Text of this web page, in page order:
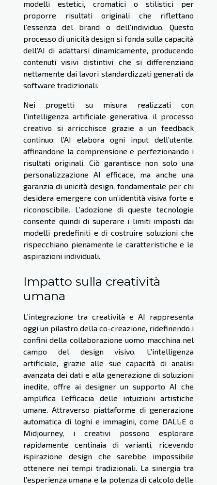
modelli estetici, cromatici o stilistici per
proporre risultati originali che riflettano
l’essenza del brand o dell’individuo. Questo
processo di unicità design si fonda sulla capacità
dell’AI di adattarsi dinamicamente, producendo
contenuti visivi distintivi che si differenziano
nettamente dai lavori standardizzati generati da
software tradizionali.
Nei progetti su misura realizzati con
l’intelligenza artificiale generativa, il processo
creativo si arricchisce grazie a un feedback
continuo: l’AI elabora ogni input dell’utente,
affinandone la comprensione e perfezionando i
risultati originali. Ciò garantisce non solo una
personalizzazione AI efficace, ma anche una
garanzia di unicità design, fondamentale per chi
desidera emergere con un’identità visiva forte e
riconoscibile. L’adozione di queste tecnologie
consente quindi di superare i limiti imposti dai
modelli predefiniti e di costruire soluzioni che
rispecchiano pienamente le caratteristiche e le
aspirazioni individuali.
Impatto sulla creatività
umana
L’integrazione tra creatività e AI rappresenta
oggi un pilastro della co-creazione, ridefinendo i
confini della collaborazione uomo macchina nel
campo del design visivo. L’intelligenza
artificiale, grazie alle sue capacità di analisi
avanzata dei dati e alla generazione di soluzioni
inedite, offre ai designer un supporto AI che
amplifica l’efficacia delle intuizioni artistiche
umane. Attraverso piattaforme di generazione
automatica di loghi e immagini, come DALL·E o
Midjourney, i creativi possono esplorare
rapidamente centinaia di varianti, ricevendo
ispirazione design che sarebbe impossibile
ottenere nei tempi tradizionali. La sinergia tra
l’esperienza umana e la potenza di calcolo delle